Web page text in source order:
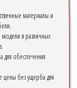
материалы и
в различных
для обеспечения
без ущерба для